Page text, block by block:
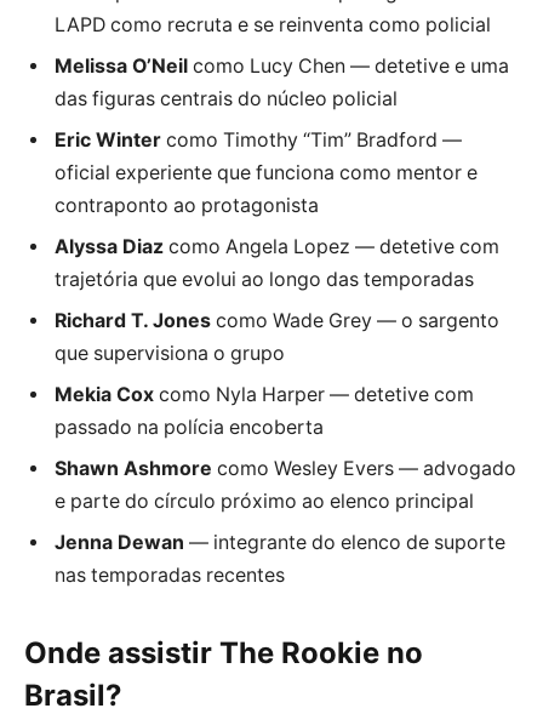
LAPD como recruta e se reinventa como policial
Melissa O’Neil como Lucy Chen — detetive e uma
das figuras centrais do núcleo policial
Eric Winter como Timothy “Tim” Bradford —
oficial experiente que funciona como mentor e
contraponto ao protagonista
Alyssa Diaz como Angela Lopez — detetive com
trajetória que evolui ao longo das temporadas
Richard T. Jones como Wade Grey — o sargento
que supervisiona o grupo
Mekia Cox como Nyla Harper — detetive com
passado na polícia encoberta
Shawn Ashmore como Wesley Evers — advogado
e parte do círculo próximo ao elenco principal
Jenna Dewan — integrante do elenco de suporte
nas temporadas recentes
Onde assistir The Rookie no
Brasil?